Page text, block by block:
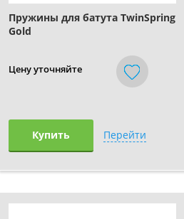
Пружины для батута TwinSpring
Gold
Цену уточняйте
Купить Перейти